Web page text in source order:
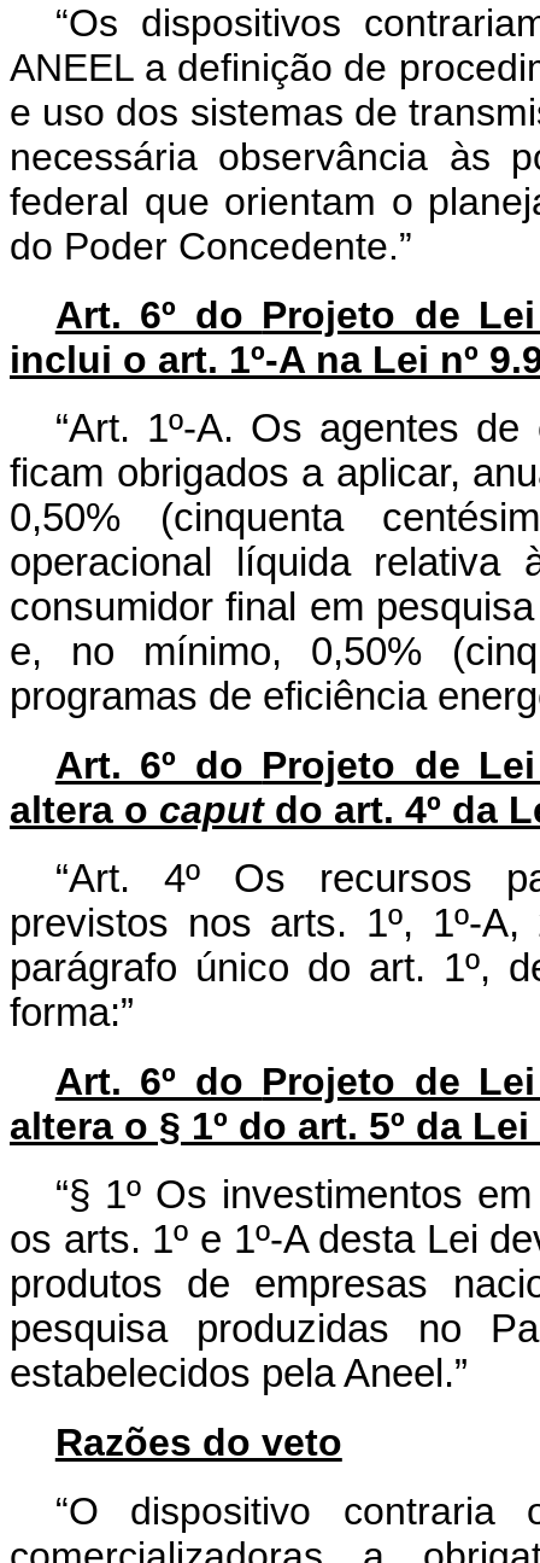
“Os dispositivos
ANEEL a definição de
e uso dos sistemas de
necessária observância às
federal que orientam o
do Poder Concedente.”
Art. 6º do Projeto de
inclui o art. 1º-A na Lei nº
“Art. 1º-A. Os agentes
ficam obrigados a aplicar,
0,50% (cinquenta
operacional líquida relativa
consumidor final em
e, no mínimo, 0,50%
programas de eficiência
Art. 6º do Projeto de
altera o caputdo art. 4º da
“Art. 4º Os recursos
previstos nos arts. 1º, 1º-
parágrafo único do art. 1º,
forma:”
Art. 6º do Projeto de
altera o § 1º do art. 5º da
“§ 1º Os investimentos
os arts. 1º e 1º-A desta Lei
produtos de empresas
pesquisa produzidas no
estabelecidos pela Aneel.”
Razões do veto
“O dispositivo